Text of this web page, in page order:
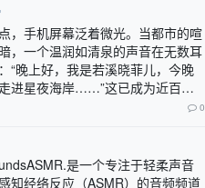
，手机屏幕泛着微光。当都市的喧
，一个温润如清泉的声音在无数耳
“晚上好，我是若溪晓菲儿，今晚
进星夜海岸……”这已成为近百万
睡前仪式。若溪晓菲儿的直播间没…0
是一个专注于轻柔声音
知经络反应（ASMR）的音频频道